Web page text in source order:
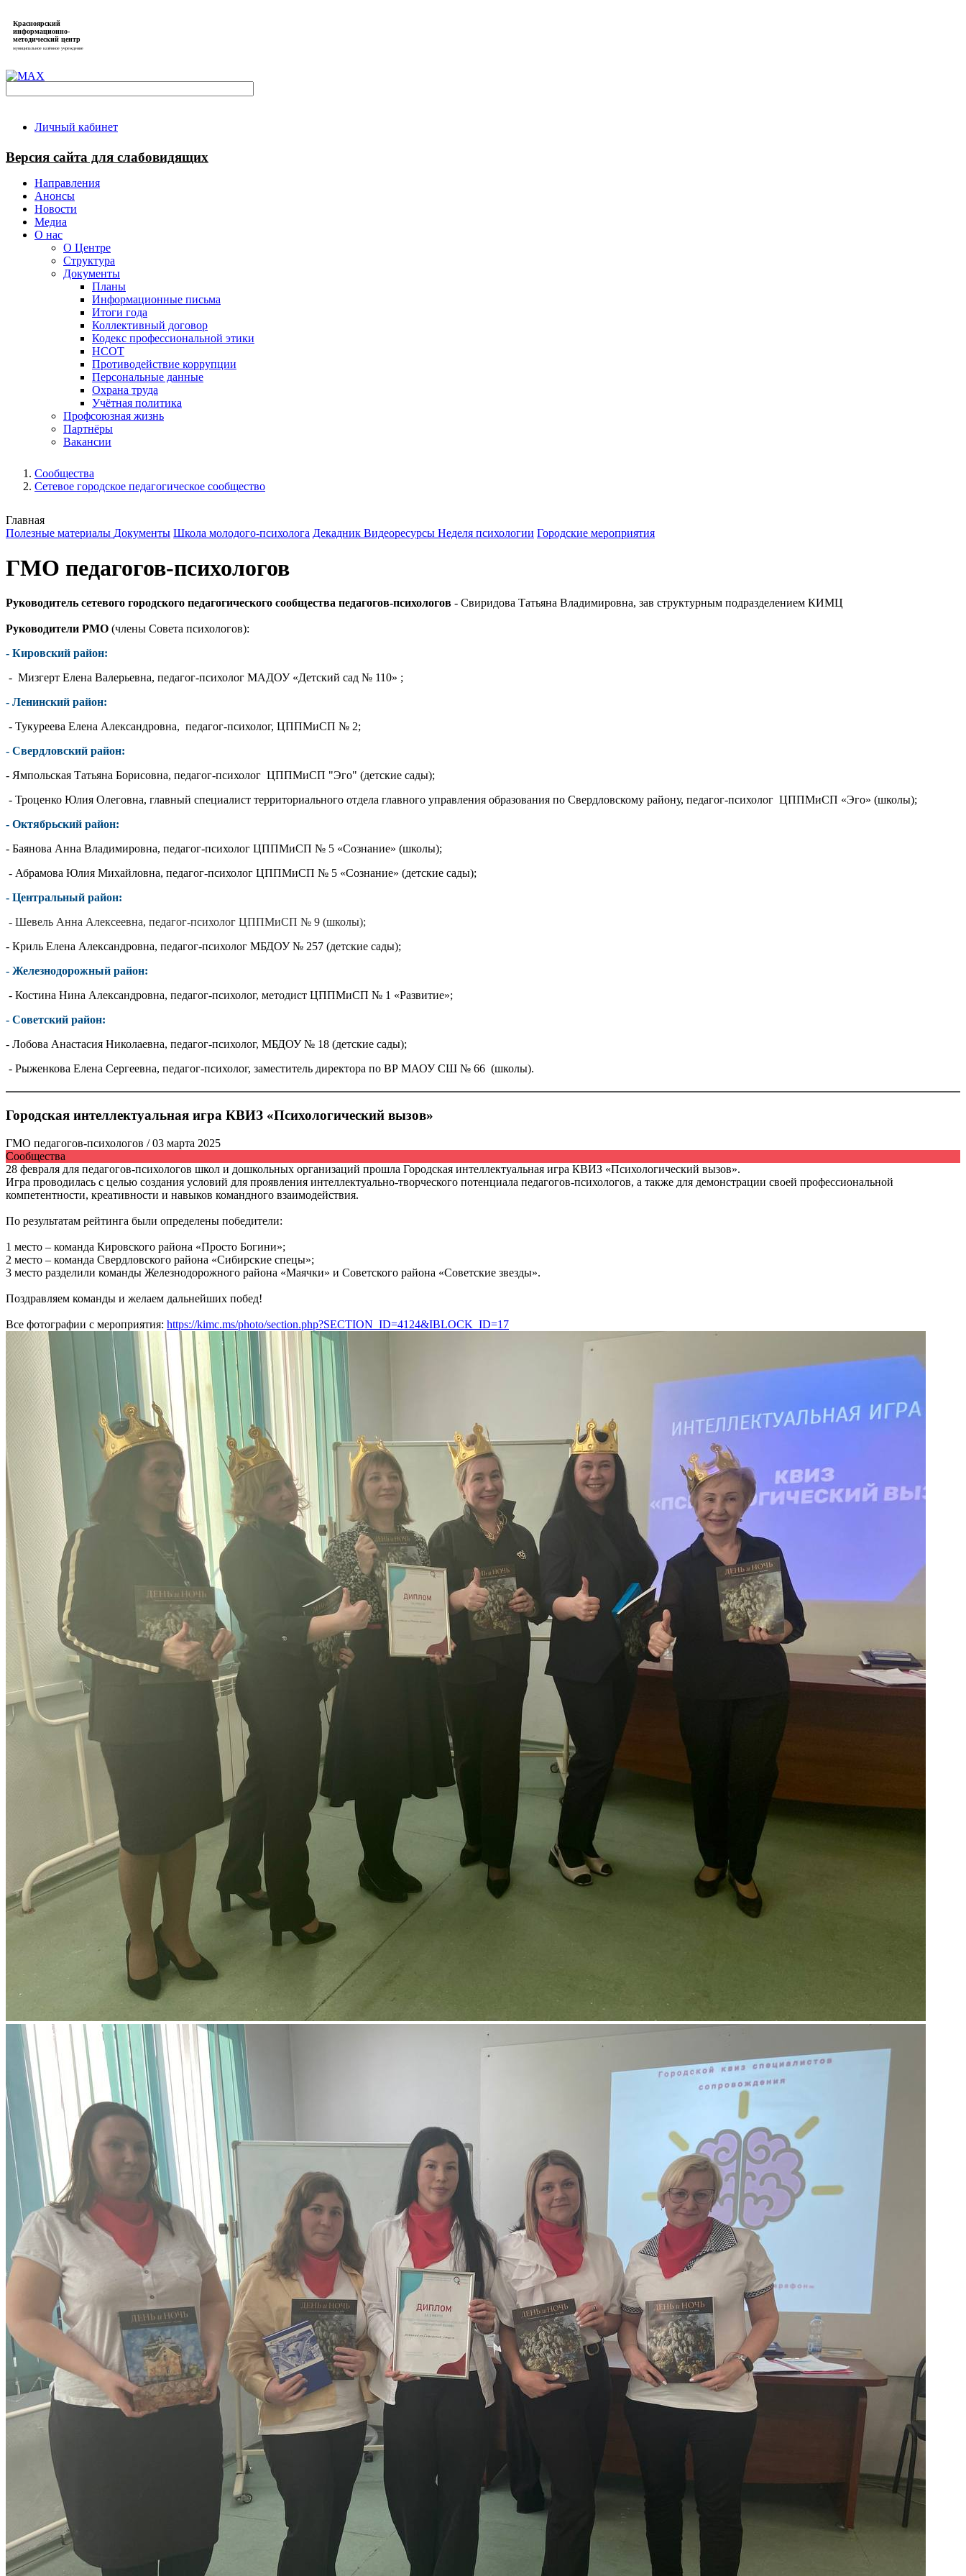
Красноярский
информационно-
методический центр
муниципальное казённое учреждение
Личный кабинет
Версия сайта для слабовидящих
Направления
Анонсы
Новости
Медиа
О нас
О Центре
Структура
Документы
Планы
Информационные письма
Итоги года
Коллективный договор
Кодекс профессиональной этики
НСОТ
Противодействие коррупции
Персональные данные
Охрана труда
Учётная политика
Профсоюзная жизнь
Партнёры
Вакансии
Сообщества
Сетевое городское педагогическое сообщество
Главная
Полезные материалы Документы Школа молодого-психолога Декадник Видеоресурсы Неделя психологии Городские мероприятия
ГМО педагогов-психологов
Руководитель сетевого городского педагогического сообщества педагогов-психологов - Свиридова Татьяна Владимировна, зав структурным подразделением КИМЦ
Руководители РМО (члены Совета психологов):
- Кировский район:
- Мизгерт Елена Валерьевна, педагог-психолог МАДОУ «Детский сад № 110» ;
- Ленинский район:
- Тукуреева Елена Александровна, педагог-психолог, ЦППМиСП № 2;
- Свердловский район:
- Ямпольская Татьяна Борисовна, педагог-психолог ЦППМиСП "Эго" (детские сады);
- Троценко Юлия Олеговна, главный специалист территориального отдела главного управления образования по Свердловскому району, педагог-психолог ЦППМиСП «Эго» (школы);
- Октябрьский район:
- Баянова Анна Владимировна, педагог-психолог ЦППМиСП № 5 «Сознание» (школы);
- Абрамова Юлия Михайловна, педагог-психолог ЦППМиСП № 5 «Сознание» (детские сады);
- Центральный район:
- Шевель Анна Алексеевна, педагог-психолог ЦППМиСП № 9 (школы);
- Криль Елена Александровна, педагог-психолог МБДОУ № 257 (детские сады);
- Железнодорожный район:
- Костина Нина Александровна, педагог-психолог, методист ЦППМиСП № 1 «Развитие»;
- Советский район:
- Лобова Анастасия Николаевна, педагог-психолог, МБДОУ № 18 (детские сады);
- Рыженкова Елена Сергеевна, педагог-психолог, заместитель директора по ВР МАОУ СШ № 66 (школы).
Городская интеллектуальная игра КВИЗ «Психологический вызов»
ГМО педагогов-психологов / 03 марта 2025
Сообщества
28 февраля для педагогов-психологов школ и дошкольных организаций прошла Городская интеллектуальная игра КВИЗ «Психологический вызов».
Игра проводилась с целью создания условий для проявления интеллектуально-творческого потенциала педагогов-психологов, а также для демонстрации своей профессиональной
компетентности, креативности и навыков командного взаимодействия.
По результатам рейтинга были определены победители:
1 место – команда Кировского района «Просто Богини»;
2 место – команда Свердловского района «Сибирские спецы»;
3 место разделили команды Железнодорожного района «Маячки» и Советского района «Советские звезды».
Поздравляем команды и желаем дальнейших побед!
Все фотографии с мероприятия: https://kimc.ms/photo/section.php?SECTION_ID=4124&IBLOCK_ID=17